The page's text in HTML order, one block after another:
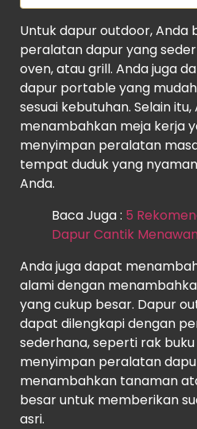
Untuk dapur outdoor, Anda
peralatan dapur yang
oven, atau grill. Anda juga
dapur portable yang
sesuai kebutuhan. Selain
menambahkan meja kerja
menyimpan peralatan
tempat duduk yang
Anda.
Baca Juga : 5
Dapur Cantik Menawan
Anda juga dapat
alami dengan
yang cukup besar. Dapur
dapat dilengkapi dengan
sederhana, seperti rak
menyimpan peralatan
menambahkan tanaman
besar untuk memberikan
asri.